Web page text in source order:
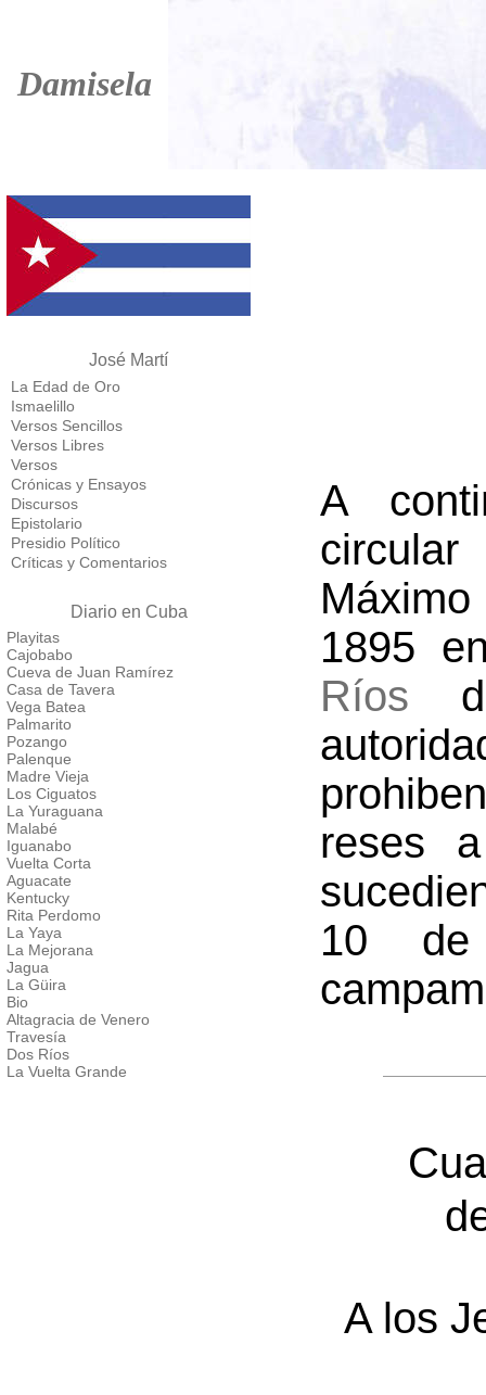
Damisela
José Martí
La Edad de Oro
Ismaelillo
Versos Sencillos
Versos Libres
Versos
Crónicas y Ensayos
Discursos
Epistolario
Presidio Político
Críticas y Comentarios
Diario en Cuba
Playitas
Cajobabo
Cueva de Juan Ramírez
Casa de Tavera
Vega Batea
Palmarito
Pozango
Palenque
Madre Vieja
Los Ciguatos
La Yuraguana
Malabé
Iguanabo
Vuelta Corta
Aguacate
Kentucky
Rita Perdomo
La Yaya
La Mejorana
Jagua
La Güira
Bio
Altagracia de Venero
Travesía
Dos Ríos
La Vuelta Grande
A
1895
Ríos
reses
10
A los